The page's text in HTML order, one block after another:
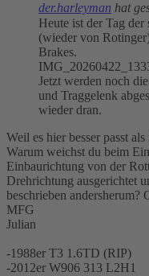
der.harleyman hat
Heute ist der Tag der
(wieder von
Brakes.
Jetzt werden noch
und Traggelenk
wieder dran.
Weil es hier besser passt
Warum weichst du beim
Einbaurichtung von der
Drehrichtung ausgerichtet
beschrieben andersherum?
MFG
Julian
-1988er T3 1.6TD (RIP)
-2012er W906 313 L2H1